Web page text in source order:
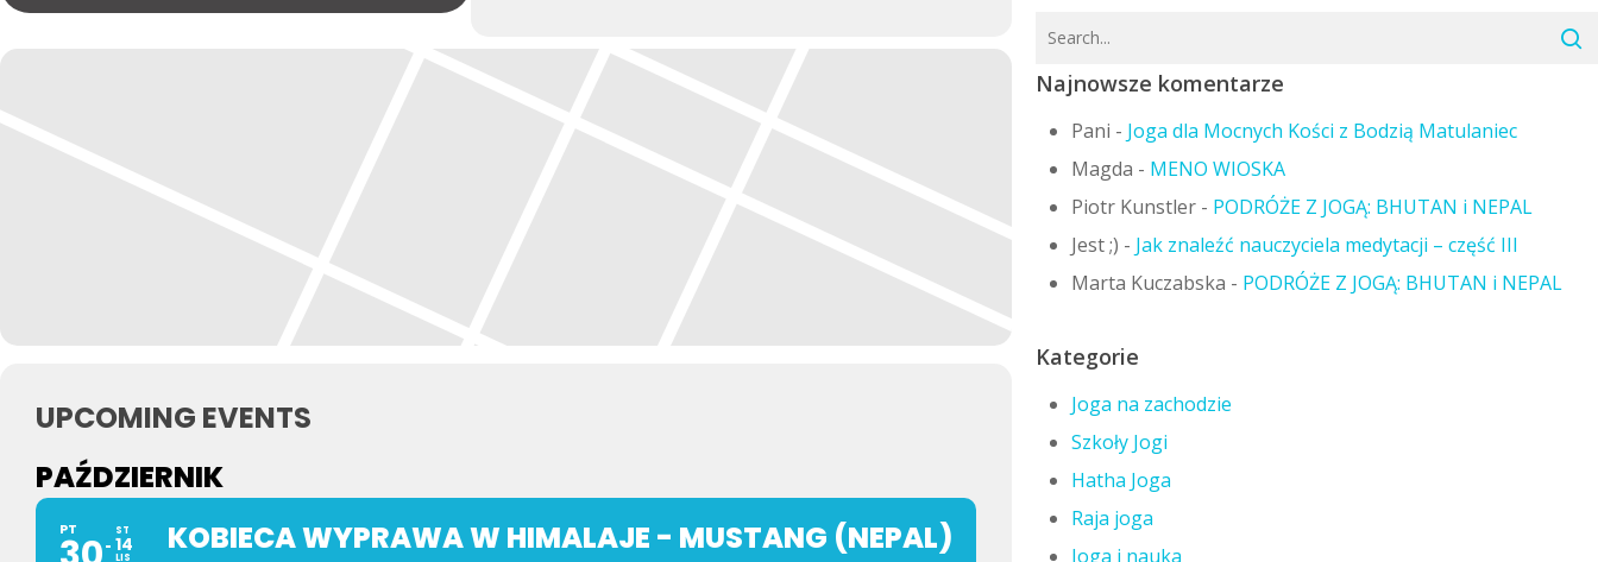
UPCOMING EVENTS
PAŹDZIERNIK
PT ST
14
LIS
KOBIECA WYPRAWA W HIMALAJE - MUSTANG (NEPAL)
Najnowsze komentarze
Pani - Joga dla Mocnych Kości z Bodzią Matulaniec
Magda - MENO WIOSKA
Piotr Kunstler - PODRÓŻE Z JOGĄ: BHUTAN i NEPAL
Jest ;) - Jak znaleźć nauczyciela medytacji – część III
Marta Kuczabska - PODRÓŻE Z JOGĄ: BHUTAN i NEPAL
Kategorie
Joga na zachodzie
Szkoły Jogi
Hatha Joga
Raja joga
Joga i nauka